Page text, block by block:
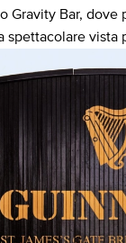
Gravity Bar,
spettacolare vista